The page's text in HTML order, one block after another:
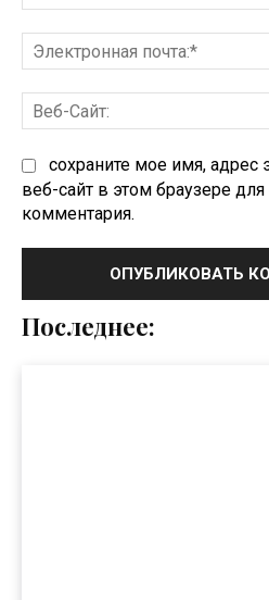
сохраните мое имя, адрес
веб-сайт в этом браузере
комментария.
Последнее: